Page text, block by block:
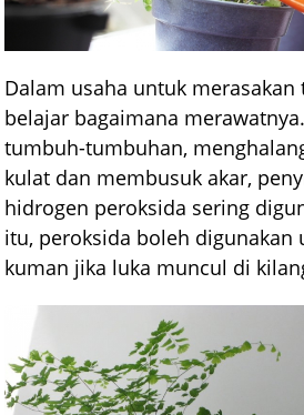
Dalam usaha untuk
belajar bagaimana
tumbuh-tumbuhan,
kulat dan membusuk akar,
hidrogen peroksida sering
itu, peroksida boleh digunakan
kuman jika luka muncul di